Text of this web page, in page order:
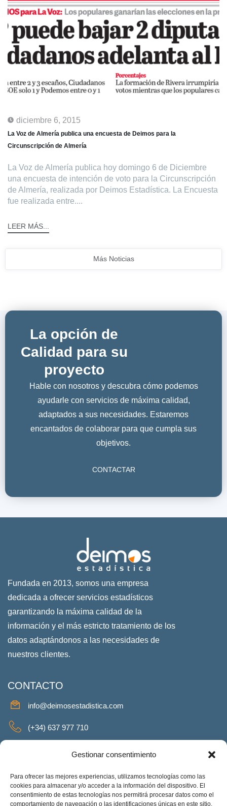
Gestionar consentimiento
Para ofrecer las mejores experiencias, utilizamos tecnologías como las
cookies para almacenar y/o acceder a la información del dispositivo. El
consentimiento de estas tecnologías nos permitirá procesar datos como el
comportamiento de navegación o las identificaciones únicas en este sitio.
diciembre 6, 2015
La Voz de Almería publica una encuesta de Deimos para la
Circunscripción de Almería
La Voz de Almería publica hoy domingo 6 de Diciembre
una encuesta de intención de voto para la Circunscripción
de Almería, realizada por Deimos Estadística. La Encuesta
fue realizada entre....
LEER MÁS...
Más Noticias
La opción de
Calidad para su
proyecto
Hable con nosotros y descubra cómo podemos
ayudarle con servicios de máxima calidad,
adaptados a sus necesidades. Estaremos
encantados de colaborar para que cumpla sus
objetivos.
CONTACTAR
Fundada en 2013, somos una empresa
dedicada a ofrecer servicios estadísticos
garantizando la máxima calidad de la
información y el más estricto tratamiento de los
datos adaptándonos a las necesidades de
nuestros clientes.
CONTACTO
info@deimosestadistica.com
(+34) 637 977 710
REDES SOCIALES